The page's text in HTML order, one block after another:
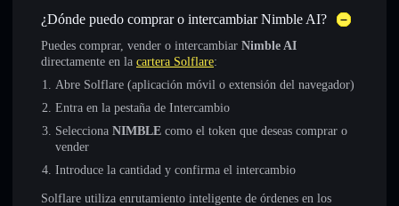
¿Dónde puedo comprar o intercambiar Nimble AI?
Puedes comprar, vender o intercambiar Nimble AI
directamente en la cartera Solflare:
Abre Solflare (aplicación móvil o extensión del navegador)
Entra en la pestaña de Intercambio
Selecciona NIMBLE como el token que deseas comprar o
vender
Introduce la cantidad y confirma el intercambio
Solflare utiliza enrutamiento inteligente de órdenes en los